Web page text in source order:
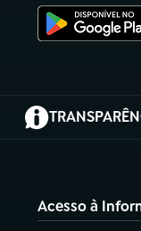
(abre em nova
Acesso à